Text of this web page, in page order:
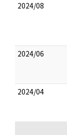
2024/08
2024/06
2024/04